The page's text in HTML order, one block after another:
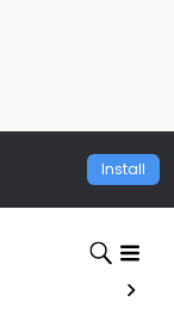
Install